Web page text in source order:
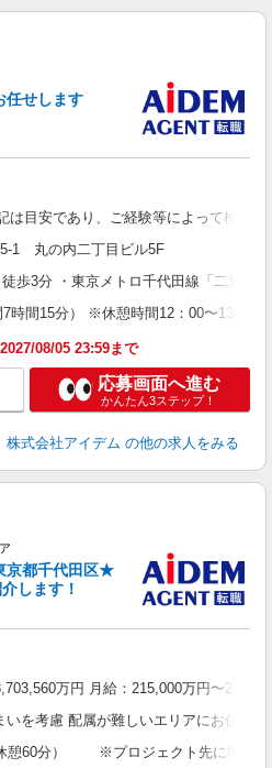
任せします
は目安であり、ご経験等によって検討
1 丸の内二丁目ビル5F
徒歩3分 ・東京メトロ千代田線「二重橋
7時間15分） ※休憩時間12：00〜13
08/05 23:59まで
応募画面へ進む
かんたん3ステップ！
株式会社アイデム の他の求人をみる
京都千代田区★
します！
万円 月給：215,000万円〜
を考慮 配属が難しいエリアにお住い
憩60分） ※プロジェクト先に準ずる